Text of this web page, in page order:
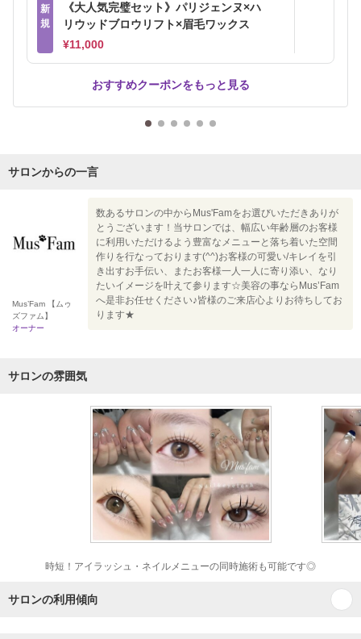
新
規
《大人気完璧セット》パリジェンヌ×ハ
リウッドブロウリフト×眉毛ワックス
¥11,000
おすすめクーポンをもっと見る
サロンからの一言
Mus’Fam 【ムゥ
ズファム】
オーナー
数あるサロンの中からMus'Famをお選びいただきありが
とうございます！当サロンでは、幅広い年齢層のお客様
に利用いただけるよう豊富なメニューと落ち着いた空間
作りを行なっております(^^)お客様の可愛い/キレイを引
き出すお手伝い、またお客様一人一人に寄り添い、なり
たいイメージを叶えて参ります☆美容の事ならMus’Fam
へ是非お任せください♪皆様のご来店心よりお待ちしてお
ります★
サロンの雰囲気
時短！アイラッシュ・ネイルメニューの同時施術も可能です◎
サロンの利用傾向